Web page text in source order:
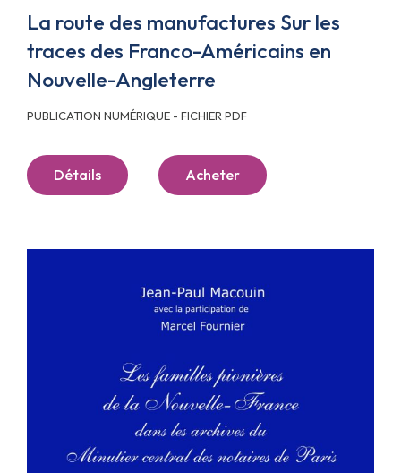
La route des manufactures Sur les
traces des Franco-Américains en
Nouvelle-Angleterre
PUBLICATION NUMÉRIQUE - FICHIER PDF
Détails Acheter